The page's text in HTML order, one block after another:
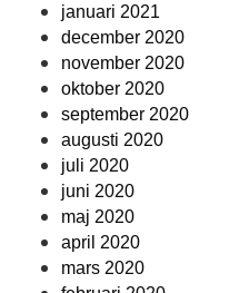
januari 2021
december 2020
november 2020
oktober 2020
september 2020
augusti 2020
juli 2020
juni 2020
maj 2020
april 2020
mars 2020